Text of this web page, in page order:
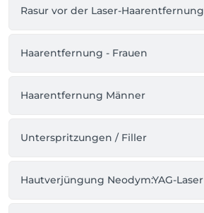
Rasur vor der Laser-Haarentfernung
Haarentfernung - Frauen
Haarentfernung Männer
Unterspritzungen / Filler
Hautverjüngung Neodym:YAG-Laser